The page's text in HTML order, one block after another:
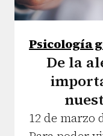
Psicología
De la
12 de marzo